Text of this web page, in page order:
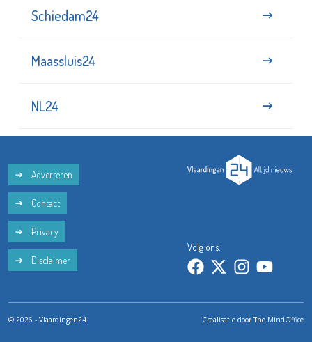
Schiedam24
Maassluis24
NL24
Adverteren
Contact
Privacy
Disclaimer
Volg ons:
© 2026 - Vlaardingen24 Crealisatie doorThe MindOffice